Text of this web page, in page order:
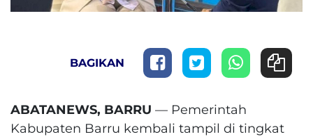
BAGIKAN
ABATANEWS, BARRU — Pemerintah
Kabupaten Barru kembali tampil di tingkat